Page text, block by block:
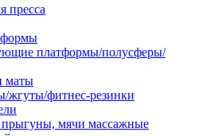
пресса
платформы/полусферы/
маты
жгуты/фитнес-резинки
мячи массажные